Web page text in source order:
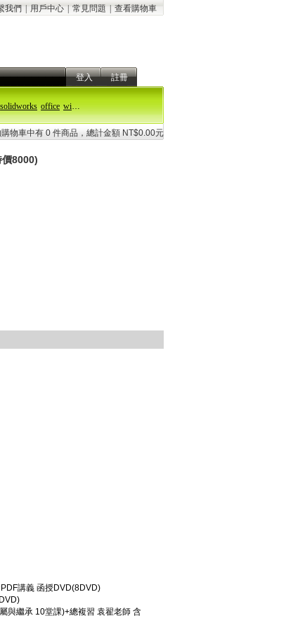
我們 用戶中心 常見問題 查看購物車
登入 註冊
solidworks office windows 11
物車中有 0 件商品，總計金額 NT$0.00元
8000)
講義 函授DVD(8DVD)
與繼承 10堂課)+總複習 袁翟老師 含